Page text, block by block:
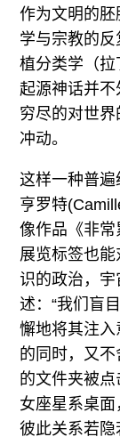
作为文明的
学与宗教的
植分类学（拉
起源神话并
穷尽的对世
冲动。
这样一种普遍
亨罗特
像作品《非
展览标签也
识的政治，
述：“我们盲
懈地将其注
的同时，又不
的文件夹被
女座星系桌面
彼此关系若